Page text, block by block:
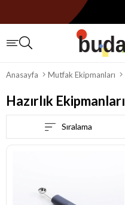
Anasayfa Mutfak Ekipmanları
Hazırlık Ekipmanları
Sıralama